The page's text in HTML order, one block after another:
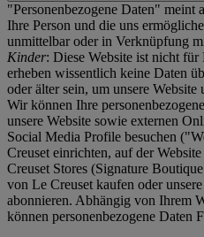
"Personenbezogene Daten"
Ihre Person und die uns
unmittelbar oder in Verknüpfung
Kinder: Diese Website ist nicht
erheben wissentlich keine Daten
oder älter sein, um unsere
Wir können Ihre
unsere Website sowie externen
Social Media Profile besuchen ("
Creuset einrichten, auf der
Creuset Stores (Signature
von Le Creuset kaufen oder
abonnieren. Abhängig von Ihrem
können personenbezogene Daten